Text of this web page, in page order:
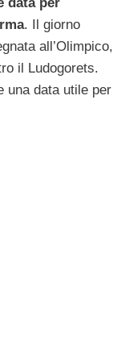
. Il giorno
all’Olimpico,
il Ludogorets.
una data utile per